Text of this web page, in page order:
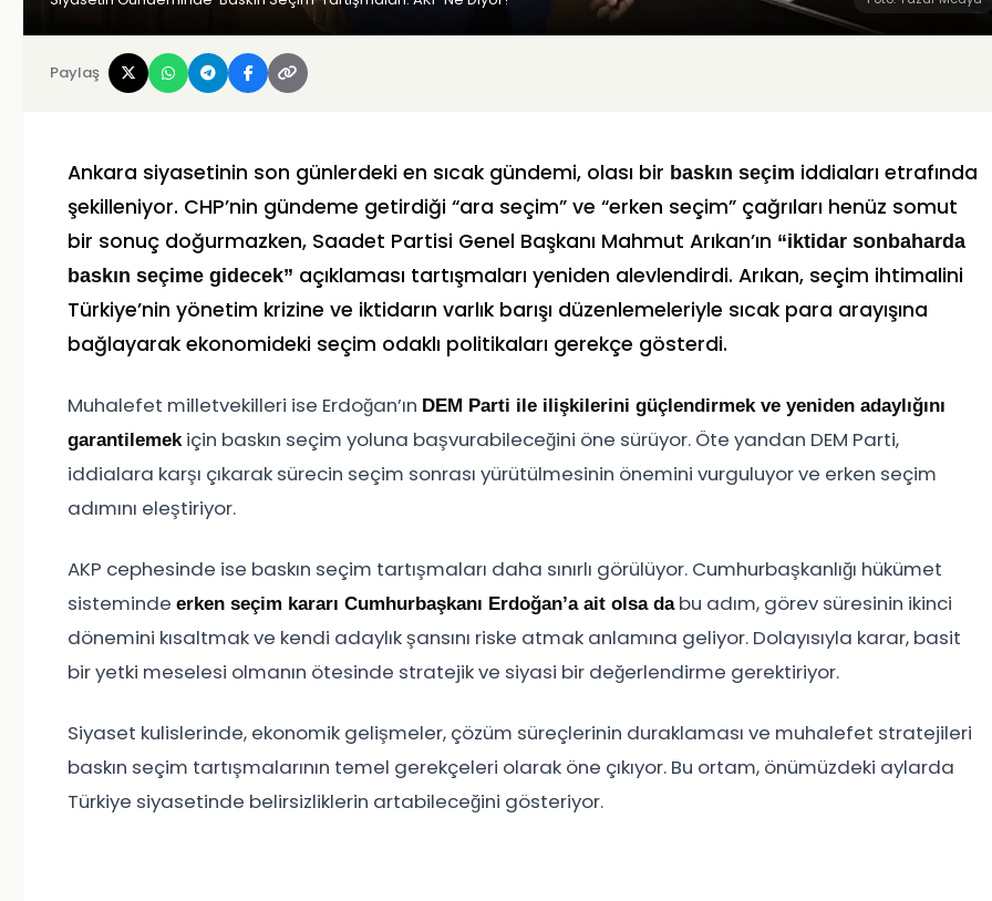
Paylaş
Ankara siyasetinin son günlerdeki en sıcak gündemi, olası bir baskın seçim iddiaları etrafında
şekilleniyor. CHP’nin gündeme getirdiği “ara seçim” ve “erken seçim” çağrıları henüz somut
bir sonuç doğurmazken, Saadet Partisi Genel Başkanı Mahmut Arıkan’ın “iktidar sonbaharda
baskın seçime gidecek” açıklaması tartışmaları yeniden alevlendirdi. Arıkan, seçim ihtimalini
Türkiye’nin yönetim krizine ve iktidarın varlık barışı düzenlemeleriyle sıcak para arayışına
bağlayarak ekonomideki seçim odaklı politikaları gerekçe gösterdi.
Muhalefet milletvekilleri ise Erdoğan’ın DEM Parti ile ilişkilerini güçlendirmek ve yeniden adaylığını
garantilemekiçin baskın seçim yoluna başvurabileceğini öne sürüyor. Öte yandan DEM Parti,
iddialara karşı çıkarak sürecin seçim sonrası yürütülmesinin önemini vurguluyor ve erken seçim
adımını eleştiriyor.
AKP cephesinde ise baskın seçim tartışmaları daha sınırlı görülüyor. Cumhurbaşkanlığı hükümet
sisteminde erken seçim kararı Cumhurbaşkanı Erdoğan’a ait olsa dabu adım, görev süresinin ikinci
dönemini kısaltmak ve kendi adaylık şansını riske atmak anlamına geliyor. Dolayısıyla karar, basit
bir yetki meselesi olmanın ötesinde stratejik ve siyasi bir değerlendirme gerektiriyor.
Siyaset kulislerinde, ekonomik gelişmeler, çözüm süreçlerinin duraklaması ve muhalefet stratejileri
baskın seçim tartışmalarının temel gerekçeleri olarak öne çıkıyor. Bu ortam, önümüzdeki aylarda
Türkiye siyasetinde belirsizliklerin artabileceğini gösteriyor.